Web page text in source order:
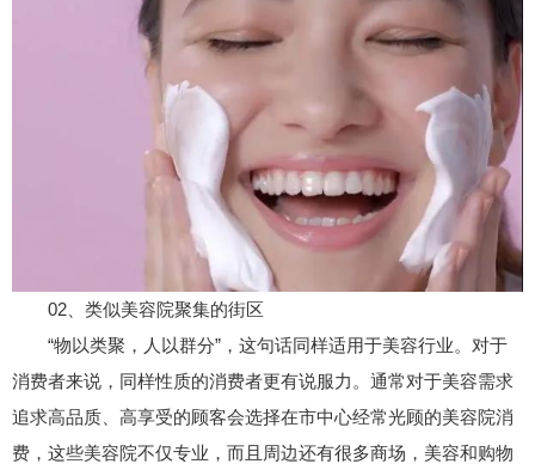
02、类似美容院聚集的街区
“物以类聚，人以群分”，这句话同样适用于美容行业。对于
消费者来说，同样性质的消费者更有说服力。通常对于美容需求
追求高品质、高享受的顾客会选择在市中心经常光顾的美容院消
费，这些美容院不仅专业，而且周边还有很多商场，美容和购物